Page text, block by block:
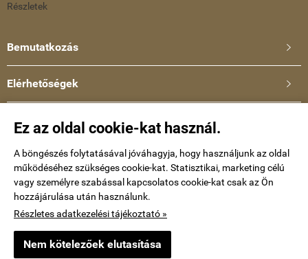
Ez az oldal cookie-kat használ.
A böngészés folytatásával jóváhagyja, hogy használjunk az oldal
működéséhez szükséges cookie-kat. Statisztikai, marketing célú
vagy személyre szabással kapcsolatos cookie-kat csak az Ön
hozzájárulása után használunk.
Részletes adatkezelési tájékoztató »
Nem kötelezőek elutasítása
Részletek
Bemutatkozás 
Elérhetőségek 
Telefonszám: +36-30-634-8659
E-mail:
kataullmann@gmail.com